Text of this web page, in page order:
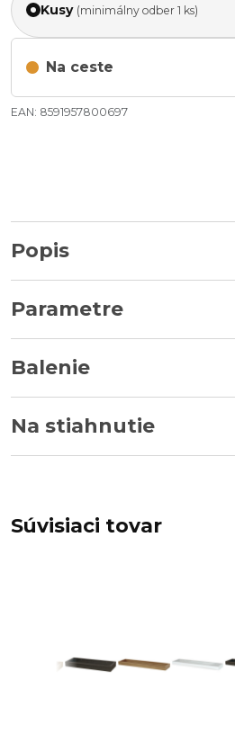
Kusy (minimálny odber 1 ks)
Na ceste
EAN: 8591957800697
Popis
Parametre
Balenie
Na stiahnutie
Súvisiaci tovar